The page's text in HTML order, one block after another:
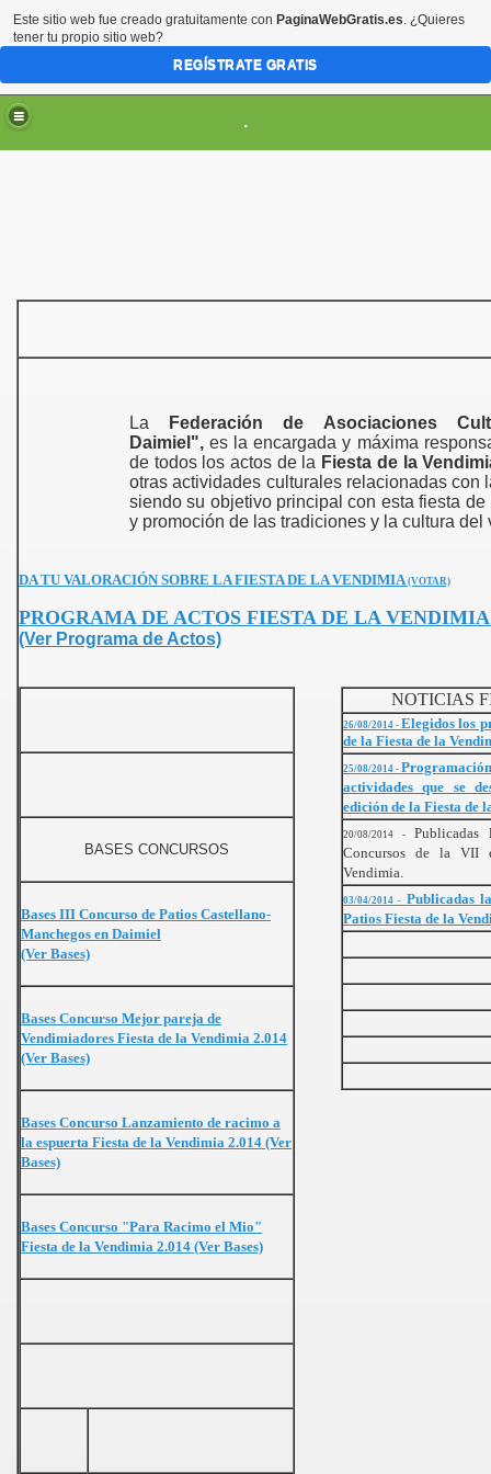
.
La
Federación de Asociaciones
Daimiel", es la encargada y máxima
de todos los actos de la Fiesta de la
otras actividades culturales relacionadas con
siendo su objetivo principal con esta fiesta
y promoción de las tradiciones y la cultura del
DA TU VALORACIÓN SOBRE LA FIESTA DE LA VENDIMIA(VOTAR)
PROGRAMA DE ACTOS FIESTA DE LA
(Ver Programa de Actos)
NOTICIAS
26/08/2014 -Elegidos los
de la Fiesta de la
25/08/2014 -
actividades que se
edición de la Fiesta de
20/08/2014 -
Concursos de la VII
Vendimia.
03/04/2014 - Publicadas
Patios Fiesta de la
BASES CONCURSOS
Bases III Concurso de Patios Castellano-
Manchegos en Daimiel
(Ver Bases)
Bases Concurso Mejor pareja de
Vendimiadores Fiesta de la Vendimia 2.014
(Ver Bases)
Bases Concurso Lanzamiento de racimo a
la espuerta Fiesta de la Vendimia 2.014 (Ver
Bases)
Bases Concurso "Para Racimo el Mio"
Fiesta de la Vendimia 2.014 (Ver Bases)
Este sitio web fue creado gratuitamente con PaginaWebGratis.es. ¿Quieres
tener tu propio sitio web?
REGÍSTRATE GRATIS